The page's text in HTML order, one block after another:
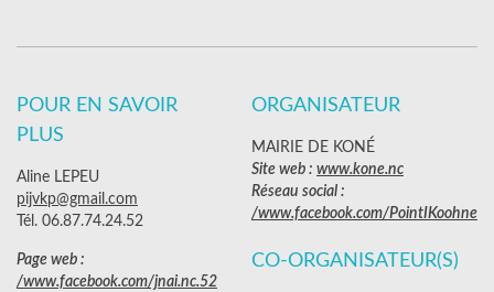
POUR EN SAVOIR
PLUS
Aline LEPEU
pijvkp@gmail.com
Tél. 06.87.74.24.52
Page web :
/www.facebook.com/jnai.nc.52
ORGANISATEUR
MAIRIE DE KONÉ
Site web : www.kone.nc
Réseau social :
/www.facebook.com/PointIKoohne
CO-ORGANISATEUR(S)